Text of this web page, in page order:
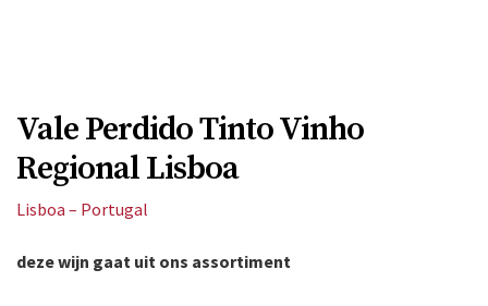
Vale Perdido Tinto Vinho
Regional Lisboa
Lisboa – Portugal
deze wijn gaat uit ons assortiment